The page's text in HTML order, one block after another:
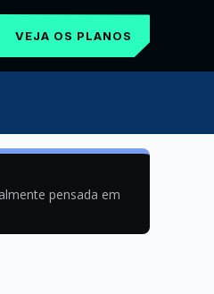
VEJA OS PLANOS
pensada em